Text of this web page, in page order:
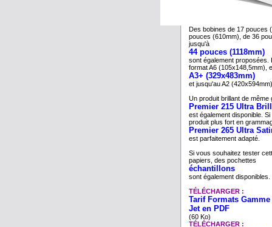
Des bobines de 17 pouces
pouces (610mm), de 36
jusqu'à
44 pouces (1118mm)
sont également proposées.
format A6 (105x148,5mm),
A3+ (329x483mm)
et jusqu'au A2
Un produit brillant de même
Premier 215 Ultra
est également disponible.
produit plus fort en
Premier 265 Ultra
est parfaitement adapté.
Si vous souhaitez tester
papiers, des pochettes
échantillons
sont également disponibles.
TÉLÉCHARGER :
Tarif Formats Gamme
Jet en PDF
(60 Ko)
TÉLÉCHARGER :